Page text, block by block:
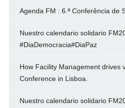
Agenda FM : 6.ª Conferência de
Nuestro calendario solidario
#DiaDemocracia#DiaPaz
How Facility Management drives
Conference in Lisboa.
Nuestro calendario solidario